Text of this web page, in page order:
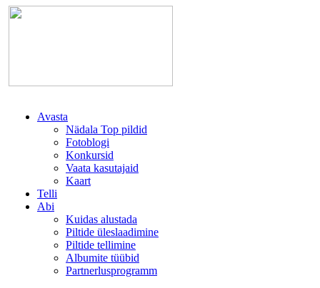
Avasta
Nädala Top pildid
Fotoblogi
Konkursid
Vaata kasutajaid
Kaart
Telli
Abi
Kuidas alustada
Piltide üleslaadimine
Piltide tellimine
Albumite tüübid
Partnerlusprogramm